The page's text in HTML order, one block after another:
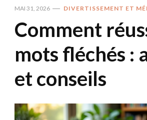
MAI 31, 2026 DIVERTISSEMENT ET
Comment
mots fléchés :
et conseils